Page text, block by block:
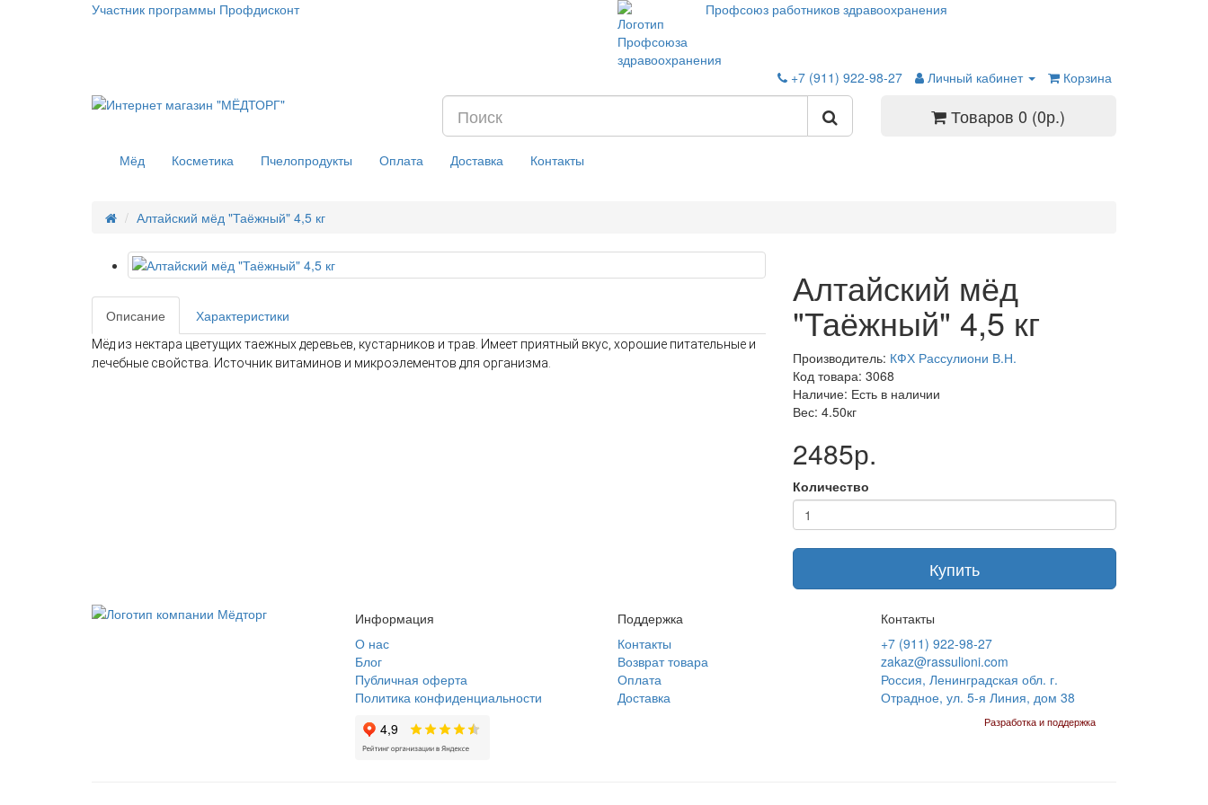
Участник программы Профдисконт Профсоюз работников здравоохранения
+7 (911) 922-98-27 Личный кабинет Корзина
Товаров 0 (0р.)
Мёд Косметика Пчелопродукты Оплата Доставка Контакты
Алтайский мёд "Таёжный" 4,5 кг
Описание Характеристики
Мёд из нектара цветущих таежных деревьев, кустарников и трав. Имеет приятный вкус, хорошие питательные и
лечебные свойства. Источник витаминов и микроэлементов для организма.
Алтайский мёд
"Таёжный" 4,5 кг
Производитель: КФХ Рассулиони В.Н.
Код товара: 3068
Наличие: Есть в наличии
Вес: 4.50кг
2485р.
Количество
Купить
Информация
О нас
Блог
Публичная оферта
Политика конфиденциальности
Поддержка
Контакты
Возврат товара
Оплата
Доставка
Контакты
+7 (911) 922-98-27
zakaz@rassulioni.com
Россия, Ленинградская обл. г.
Отрадное, ул. 5-я Линия, дом 38
Разработка и поддержка